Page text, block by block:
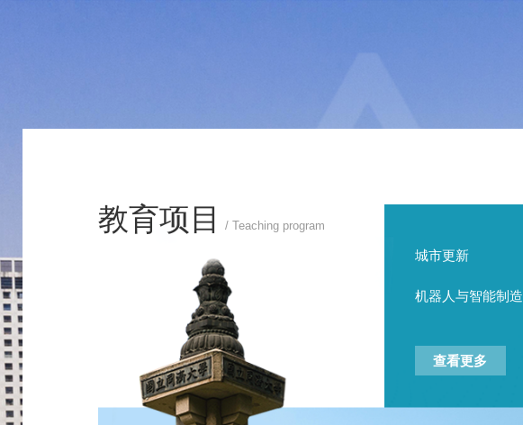
教育项目 / Teaching program
城市更新
机器人与智能制造
查看更多